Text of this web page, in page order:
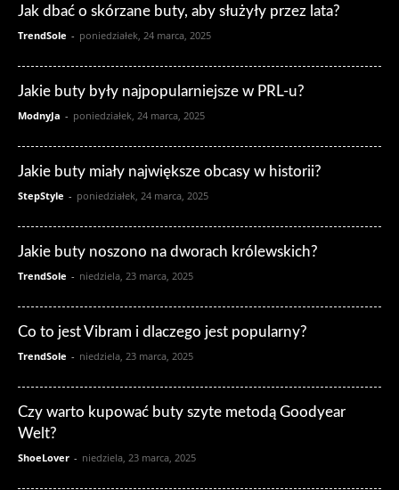
Jak dbać o skórzane buty, aby służyły przez lata?
TrendSole - poniedziałek, 24 marca, 2025
Jakie buty były najpopularniejsze w PRL-u?
ModnyJa - poniedziałek, 24 marca, 2025
Jakie buty miały największe obcasy w historii?
StepStyle - poniedziałek, 24 marca, 2025
Jakie buty noszono na dworach królewskich?
TrendSole - niedziela, 23 marca, 2025
Co to jest Vibram i dlaczego jest popularny?
TrendSole - niedziela, 23 marca, 2025
Czy warto kupować buty szyte metodą Goodyear
Welt?
ShoeLover - niedziela, 23 marca, 2025